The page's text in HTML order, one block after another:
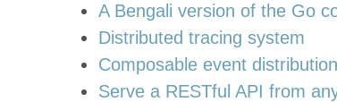
A Bengali version of the Go
Distributed tracing system
Composable event
Serve a RESTful API from